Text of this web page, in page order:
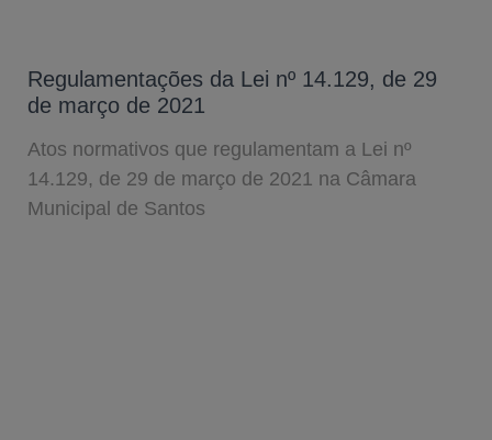
Regulamentações da Lei nº 14.129, de 29
de março de 2021
Atos normativos que regulamentam a Lei nº
14.129, de 29 de março de 2021 na Câmara
Municipal de Santos